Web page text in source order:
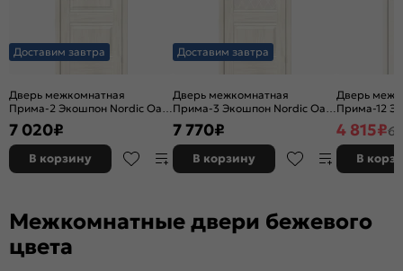
Доставим завтра
Дверь межкомнатная
Прима-2 Экошпон Nordic Oak,
глухая, кромка нет,
филенчатая
7 020₽
В корзину
Доставим завтра
Дверь межкомнатная
Прима-3 Экошпон Nordic Oak,
остекленная, white сrystal,
кромка нет, филенчатая
7 770₽
В корзину
Дверь
Прима-12
Wood,
филенчатая
4 815₽6
В
Межкомнатные двери бежевого
цвета